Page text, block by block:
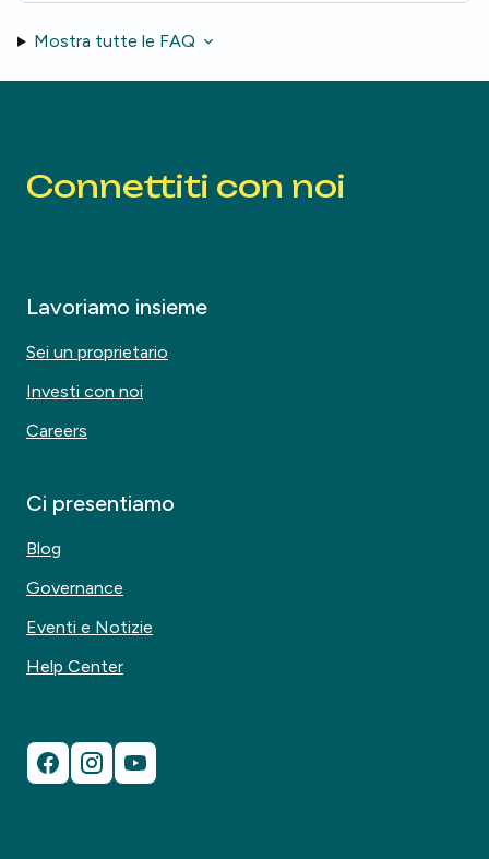
Mostra tutte le FAQ
Connettiti con noi
Lavoriamo insieme
Sei un proprietario
Investi con noi
Careers
Ci presentiamo
Blog
Governance
Eventi e Notizie
Help Center